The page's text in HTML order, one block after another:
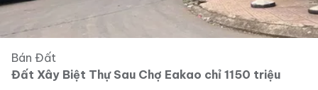
Bán Đất
Đất Xây Biệt Thự Sau Chợ Eakao chỉ 1150 triệu